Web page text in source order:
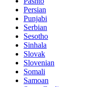
Persian
Punjabi
Serbian
Sesotho
Sinhala
Slovak
Slovenian
Somali
Samoan